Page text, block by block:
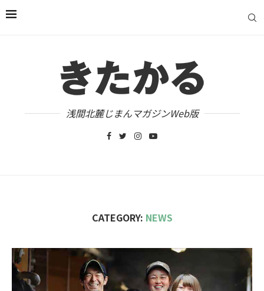
浅間北麓じまんマガジンWeb版
CATEGORY: NEWS